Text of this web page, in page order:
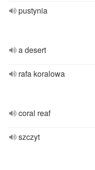
pustynia
a desert
rafa koralowa
coral reaf
szczyt